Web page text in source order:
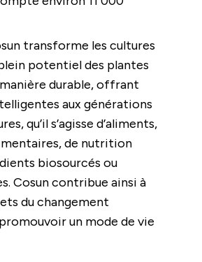
transforme les cultures
potentiel des plantes
durable, offrant
aux générations
qu’il s’agisse d’aliments,
de nutrition
biosourcés ou
Cosun contribue ainsi à
du changement
un mode de vie